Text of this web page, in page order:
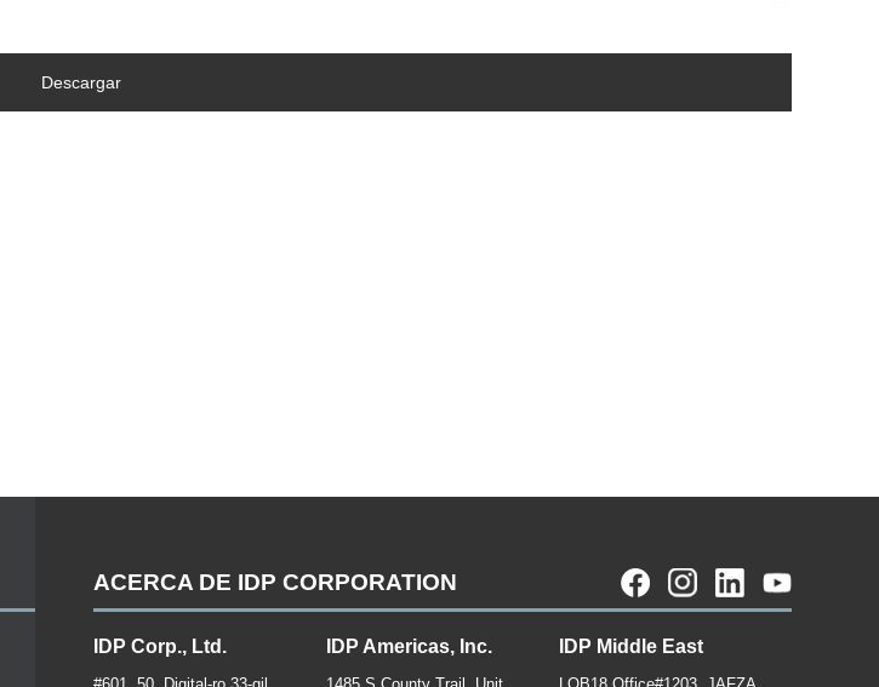
Descargar
ACERCA DE IDP CORPORATION
IDP Corp., Ltd. IDP Americas, Inc. IDP Middle East